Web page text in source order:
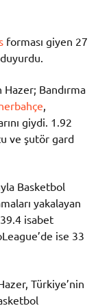
forması giyen 27
Hazer; Bandırma
giydi. 1.92
ve şutör gard
Basketbol
yakalayan
isabet
ise 33
Türkiye’nin